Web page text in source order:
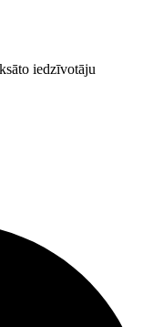
iedzīvotāju